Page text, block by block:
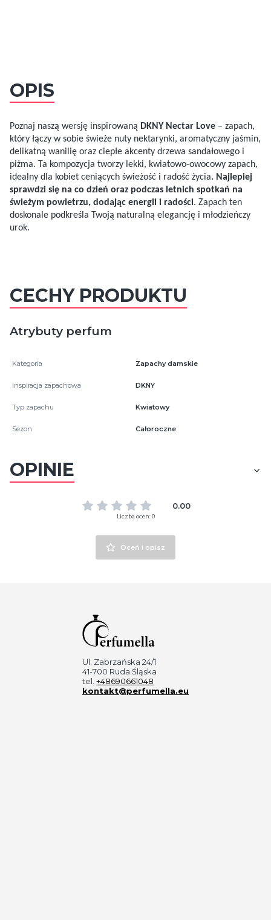
OPIS
Poznaj naszą wersję inspirowaną DKNY Nectar Love – zapach,
który łączy w sobie świeże nuty nektarynki, aromatyczny jaśmin,
delikatną wanilię oraz ciepłe akcenty drzewa sandałowego i
piżma. Ta kompozycja tworzy lekki, kwiatowo-owocowy zapach,
idealny dla kobiet ceniących świeżość i radość życia. Najlepiej
sprawdzi się na co dzień oraz podczas letnich spotkań na
świeżym powietrzu, dodając energii i radości. Zapach ten
doskonale podkreśla Twoją naturalną elegancję i młodzieńczy
urok.
CECHY PRODUKTU
Atrybuty perfum
Kategoria Zapachy damskie
Inspiracja zapachowa DKNY
Typ zapachu Kwiatowy
Sezon Całoroczne
OPINIE
0.00
Liczba ocen: 0
Oceń i opisz
Ul. Zabrzańska 24/1
41-700 Ruda Śląska
tel. +48690661048
kontakt@perfumella.eu